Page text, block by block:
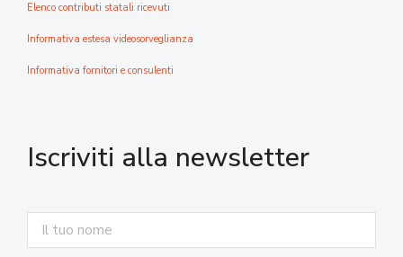
Elenco contributi statali ricevuti
Informativa estesa videosorveglianza
Informativa fornitori e consulenti
Iscriviti alla newsletter